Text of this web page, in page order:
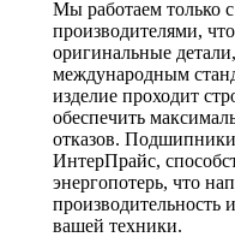
Мы работаем только
производителями,
оригинальные
международным
изделие проходит
обеспечить
отказов.
ИнтерПрайс,
энергопотерь, что
производительность
вашей техники.